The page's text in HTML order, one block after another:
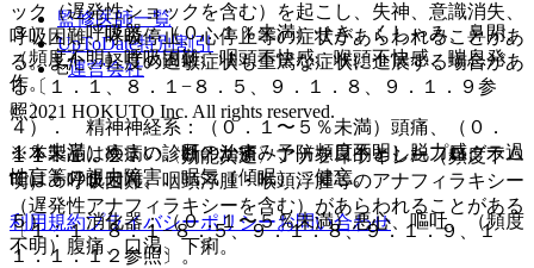
３）． 呼吸器：（０．１％未満）せき、くしゃみ、鼻閉、
（頻度不明）呼吸困難、咽頭不快感、喉頭不快感、喘息発
作。
４）． 精神神経系：（０．１〜５％未満）頭痛、（０．
１％未満）めまい、目のかすみ、（頻度不明）脱力感、一過
性盲等の視力障害、眠気（傾眠）、健忘。
５）． 消化器：（０．１〜５％未満）悪心、嘔吐、（頻度
不明）腹痛、口渇、下痢。
ック（遅発性ショックを含む）を起こし、失神、意識消失、
呼吸困難、呼吸停止、心停止等の症状があらわれることがあ
る。また、軽度の過敏症状も重篤な症状に進展する場合があ
る〔１．１、８．１−８．５、９．１．８、９．１．９参
照〕。
１１．１．２． 〈効能共通〉アナフィラキシー（頻度不
明）：呼吸困難、咽頭浮腫・喉頭浮腫等のアナフィラキシー
（遅発性アナフィラキシーを含む）があらわれることがある
〔１．１、８．１−８．５、９．１．８、９．１．９、１
１．１．１２参照〕。
監修医師一覧
UpToDate特別割引
運営会社
© 2021 HOKUTO Inc. All rights reserved.
※本製品は疾病の診断・治療・予防を目的としたプログラム
ではありません。
利用規約プライバシーポリシーお問い合わせ